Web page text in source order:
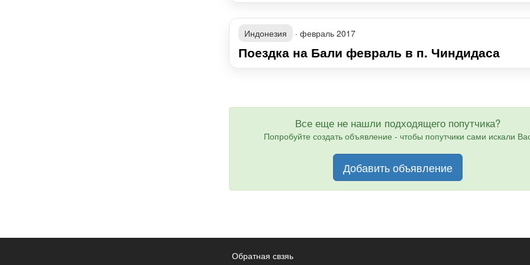
Индонезия · февраль 2017
Поездка на Бали февраль в п. Чиндидаса
Все еще не нашли подходящего попутчика?
Попробуйте создать объявление - чтобы попутчики сами искали
Добавить объявление
Обратная свзяь